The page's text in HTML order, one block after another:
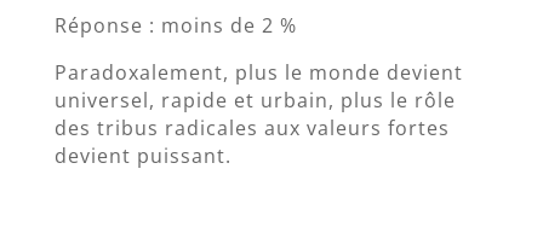
Réponse : moins de 2 %
Paradoxalement, plus le monde devient
universel, rapide et urbain, plus le rôle
des tribus radicales aux valeurs fortes
devient puissant.